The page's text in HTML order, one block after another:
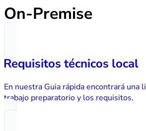
On-Premise
Requisitos técnicos local
En nuestra Guia rápida encontrará una
trabajo preparatorio y los requisitos.